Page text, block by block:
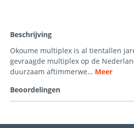
Beschrijving
Okoume multiplex is al tientallen
gevraagde multiplex op de
duurzaam aftimmerwe… Meer
Beoordelingen